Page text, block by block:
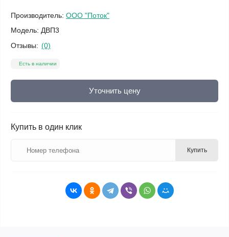
Производитель: ООО "Поток"
Модель: ДВП3
Отзывы: (0)
Есть в наличии
Уточнить цену
Купить в один клик
Купить